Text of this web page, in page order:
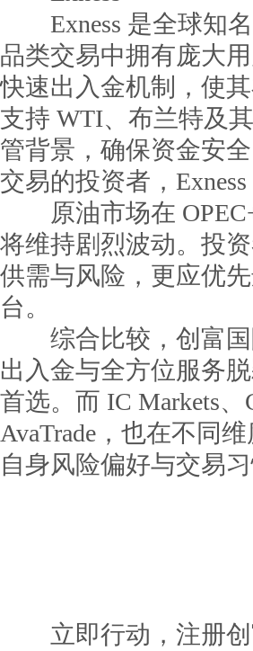
Exness 是全球知名
品类交易中拥有庞大
快速出入金机制，使
支持 WTI、布兰特及
管背景，确保资金安
交易的投资者，
原油市场在
将维持剧烈波动。投
供需与风险，更应优
台。
综合比较，创富国
出入金与全方位服务
首选。而 IC Markets、
AvaTrade，也在不同
自身风险偏好与交易习
立即行动，注册创